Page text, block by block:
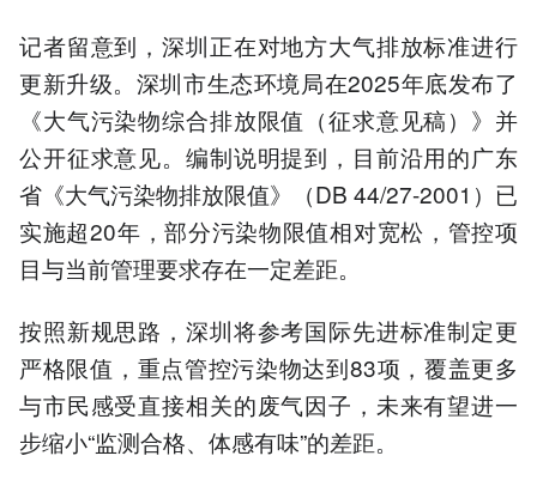
记者留意到，深圳正在对地方大气排放标准进行
更新升级。深圳市生态环境局在2025年底发布了
《大气污染物综合排放限值（征求意见稿）》并
公开征求意见。编制说明提到，目前沿用的广东
省《大气污染物排放限值》（DB 44/27-2001）已
实施超20年，部分污染物限值相对宽松，管控项
目与当前管理要求存在一定差距。
按照新规思路，深圳将参考国际先进标准制定更
严格限值，重点管控污染物达到83项，覆盖更多
与市民感受直接相关的废气因子，未来有望进一
步缩小“监测合格、体感有味”的差距。